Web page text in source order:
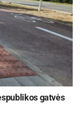
gatvės